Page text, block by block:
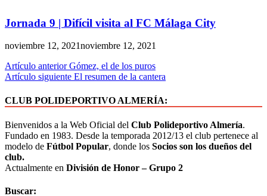
Jornada 9 | Difícil visita al FC Málaga City
noviembre 12, 2021noviembre 12, 2021
Artículo anterior Gómez, el de los puros
Artículo siguiente El resumen de la cantera
CLUB POLIDEPORTIVO ALMERÍA:
Bienvenidos a la Web Oficial del Club Polideportivo Almería.
Fundado en 1983. Desde la temporada 2012/13 el club pertenece al
modelo de Fútbol Popular, donde los Socios son los dueños del
club.
Actualmente en División de Honor – Grupo 2
Buscar: